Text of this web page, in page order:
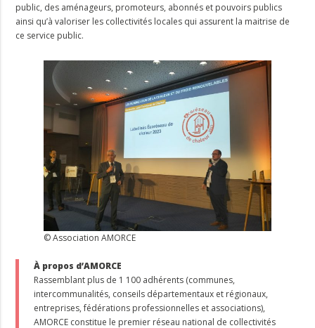
public, des aménageurs, promoteurs, abonnés et pouvoirs publics
ainsi qu’à valoriser les collectivités locales qui assurent la maitrise de
ce service public.
© Association AMORCE
À propos d’AMORCE
Rassemblant plus de 1 100 adhérents (communes,
intercommunalités, conseils départementaux et régionaux,
entreprises, fédérations professionnelles et associations),
AMORCE constitue le premier réseau national de collectivités